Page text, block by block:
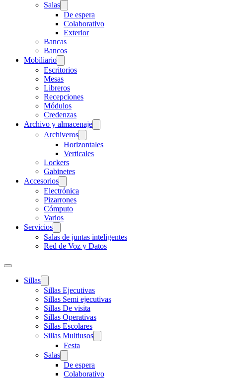
Salas
De espera
Colaborativo
Exterior
Bancas
Bancos
Mobiliario
Escritorios
Mesas
Libreros
Recepciones
Módulos
Credenzas
Archivo y almacenaje
Archiveros
Horizontales
Verticales
Lockers
Gabinetes
Accesorios
Electrónica
Pizarrones
Cómputo
Varios
Servicios
Salas de juntas inteligentes
Red de Voz y Datos
Sillas
Sillas Ejecutivas
Sillas Semi ejecutivas
Sillas De visita
Sillas Operativas
Sillas Escolares
Sillas Multiusos
Festa
Salas
De espera
Colaborativo